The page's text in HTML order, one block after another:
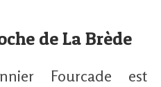
de La Brède
Fourcade est